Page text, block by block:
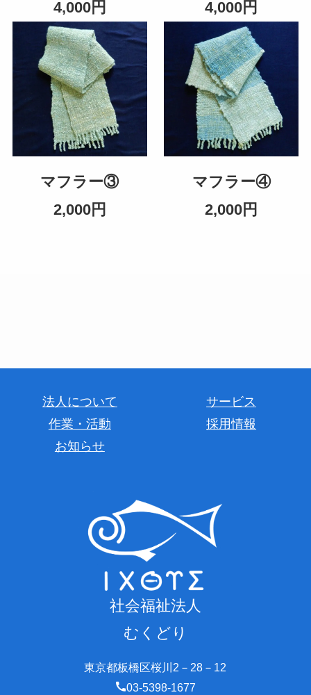
4,000円
4,000円
マフラー③
2,000円
マフラー④
2,000円
法人について
サービス
作業・活動
採用情報
お知らせ
社会福祉法人
むくどり
東京都板橋区桜川2－28－12
03-5398-1677